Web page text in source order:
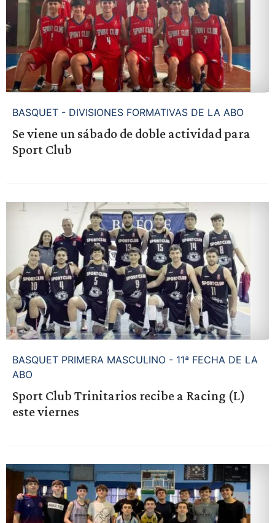
BASQUET - DIVISIONES FORMATIVAS DE LA ABO
Se viene un sábado de doble actividad para
Sport Club
BASQUET PRIMERA MASCULINO - 11ª FECHA DE LA
ABO
Sport Club Trinitarios recibe a Racing (L)
este viernes